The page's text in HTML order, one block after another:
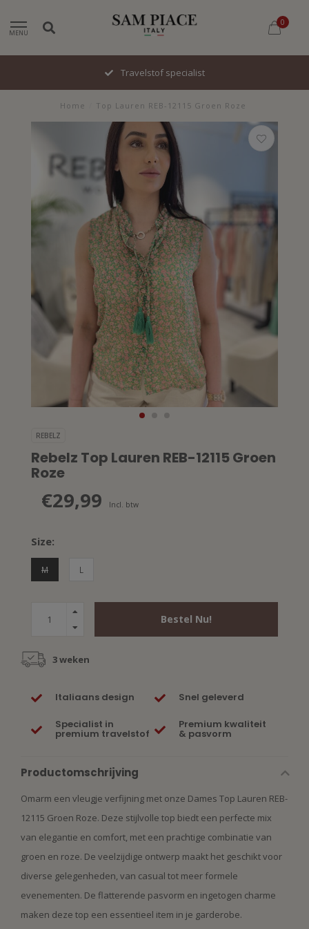
MENU
0
Travelstof specialist
Home Top Lauren REB-12115 Groen Roze
REBELZ
Rebelz Top Lauren REB-12115 Groen
Roze
€29,99 Incl. btw
Size:
M L
Bestel Nu!
3 weken
Italiaans design Snel geleverd
Specialist in
premium travelstof
Premium kwaliteit
& pasvorm
Productomschrijving
Omarm een vleugje verfijning met onze Dames Top Lauren REB-
12115 Groen Roze. Deze stijlvolle top biedt een perfecte mix
van elegantie en comfort, met een prachtige combinatie van
groen en roze. De veelzijdige ontwerp maakt het geschikt voor
diverse gelegenheden, van casual tot meer formele
evenementen. De flatterende pasvorm en ingetogen charme
maken deze top een essentieel item in je garderobe.